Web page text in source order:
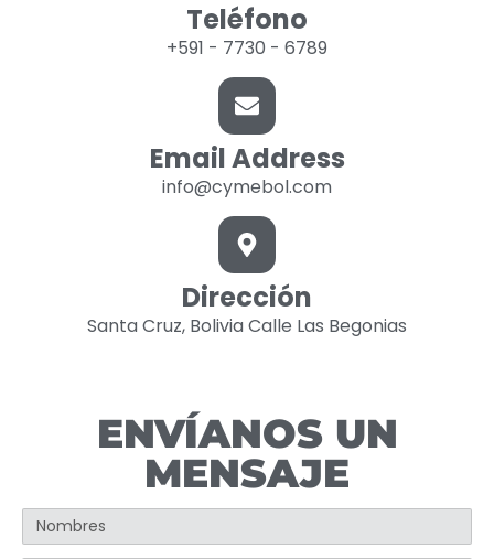
Teléfono
+591 - 7730 - 6789
Email Address
info@cymebol.com
Dirección
Santa Cruz, Bolivia Calle Las Begonias
ENVÍANOS UN
MENSAJE